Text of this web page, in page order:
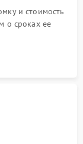
и стоимость
о сроках ее